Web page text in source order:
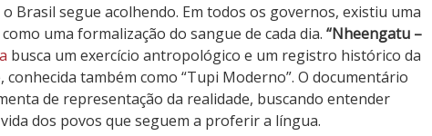
Brasil segue acolhendo. Em todos os governos, existiu uma
uma formalização do sangue de cada dia. “Nheengatu –
busca um exercício antropológico e um registro histórico da
também como “Tupi Moderno”. O documentário
de representação da realidade, buscando entender
dos povos que seguem a proferir a língua.